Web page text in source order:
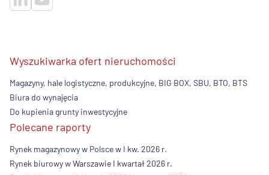
Wyszukiwarka ofert nieruchomości
Magazyny, hale logistyczne, produkcyjne, BIG BOX, SBU, BTO, BTS
Biura do wynajęcia
Do kupienia grunty inwestycyjne
Polecane raporty
Rynek magazynowy w Polsce w I kw. 2026 r.
Rynek biurowy w Warszawie I kwartał 2026 r.